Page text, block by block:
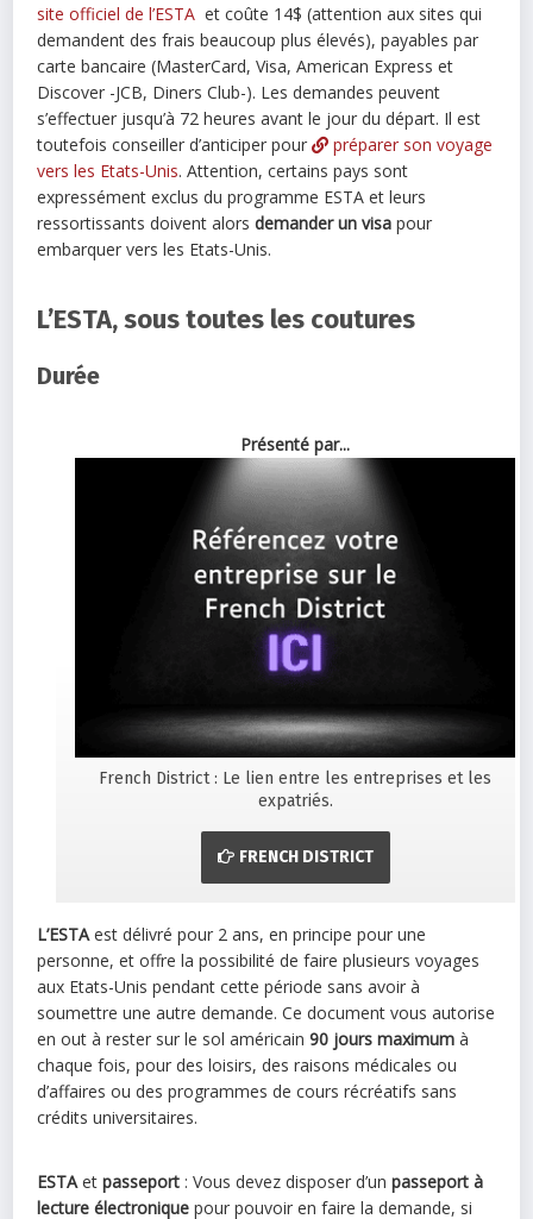
site officiel de l’ESTA et coûte 14$ (attention aux sites qui
demandent des frais beaucoup plus élevés), payables par
carte bancaire (MasterCard, Visa, American Express et
Discover -JCB, Diners Club-). Les demandes peuvent
s’effectuer jusqu’à 72 heures avant le jour du départ. Il est
toutefois conseiller d’anticiper pour
préparer son voyage
vers les Etats-Unis. Attention, certains pays sont
expressément exclus du programme ESTA et leurs
ressortissants doivent alorsdemander un visa pour
embarquer vers les Etats-Unis.
L’ESTA, sous toutes les coutures
Durée
Présenté par...
French District : Le lien entre les entreprises et les
expatriés.
FRENCH DISTRICT
L’ESTAest délivré pour 2 ans, en principe pour une
personne, et offre la possibilité de faire plusieurs voyages
aux Etats-Unis pendant cette période sans avoir à
soumettre une autre demande. Ce document vous autorise
en out à rester sur le sol américain90 jours maximum à
chaque fois, pour des loisirs, des raisons médicales ou
d’affaires ou des programmes de cours récréatifs sans
crédits universitaires.
ESTAetpasseport : Vous devez disposer d’unpasseport à
lecture électronique pour pouvoir en faire la demande, si